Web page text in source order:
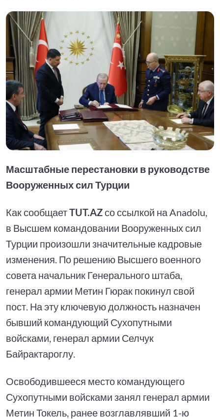
Масштабные перестановки в руководстве
Вооруженных сил Турции
Как сообщаетTUT.AZсо ссылкой на Anadolu,
в Высшем командовании Вооруженных сил
Турции произошли значительные кадровые
изменения. По решению Высшего военного
совета начальник Генерального штаба,
генерал армии Метин Гюрак покинул свой
пост. На эту ключевую должность назначен
бывший командующий Сухопутными
войсками, генерал армии Селчук
Байрактароглу.
Освободившееся место командующего
Сухопутными войсками занял генерал армии
Метин Токель, ранее возглавлявший 1-ю